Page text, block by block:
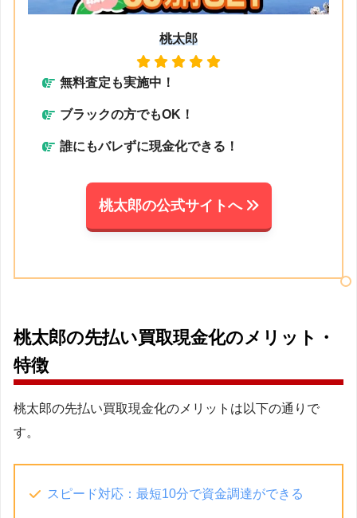
桃太郎
無料査定も実施中！
ブラックの方でもOK！
誰にもバレずに現金化できる！
桃太郎の公式サイトへ
桃太郎の先払い買取現金化のメリット・
特徴
桃太郎の先払い買取現金化のメリットは以下の通りで
す。
スピード対応：最短10分で資金調達ができる